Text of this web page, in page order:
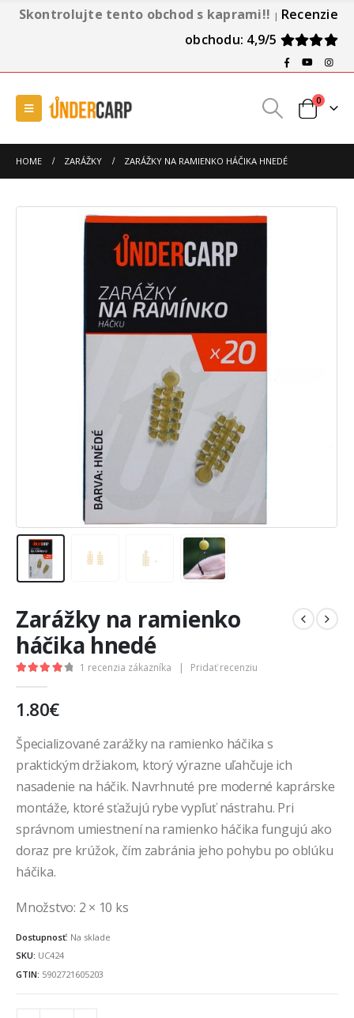
Skontrolujte tento obchod s kaprami!! | Recenzie
obchodu: 4,9/5
0
HOME ZARÁŽKY ZARÁŽKY NA RAMIENKO HÁČIKA HNEDÉ
Zarážky na ramienko
háčika hnedé
1 recenzia zákazníka | Pridať recenziu
1.80€
Špecializované zarážky na ramienko háčika s
praktickým držiakom, ktorý výrazne uľahčuje ich
nasadenie na háčik. Navrhnuté pre moderné kaprárske
montáže, ktoré sťažujú rybe vypľuť nástrahu. Pri
správnom umiestnení na ramienko háčika fungujú ako
doraz pre krúžok, čím zabránia jeho pohybu po oblúku
háčika.
Množstvo: 2 × 10 ks
Dostupnosť: Na sklade
SKU: UC424
GTIN: 5902721605203